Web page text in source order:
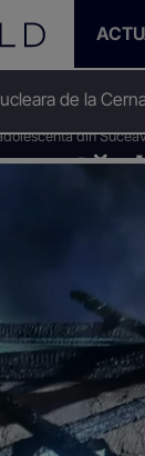
de la
din